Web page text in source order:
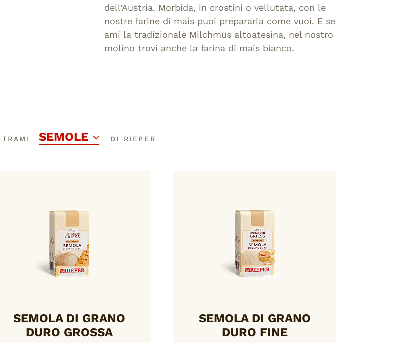
dell’Austria. Morbida, in crostini o vellutata, con le
nostre farine di mais puoi prepararla come vuoi. E se
ami la tradizionale Milchmus altoatesina, nel nostro
molino trovi anche la farina di mais bianco.
SEMOLE DI RIEPER
SEMOLA DI GRANO
DURO GROSSA
SEMOLA DI GRANO
DURO FINE